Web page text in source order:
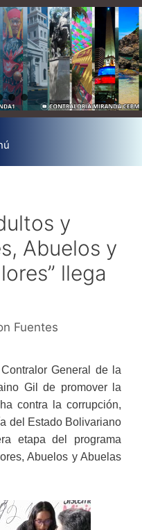
y
Abuelos y
llega
Fuentes
General de la
Gil de promover la
contra la corrupción,
del Estado Bolivariano
etapa del programa
Abuelos y Abuelas